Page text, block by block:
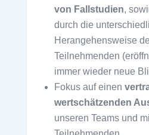
von Fallstudien,
durch die
Herangehensweise
Teilnehmenden
immer wieder neue
Fokus auf einen
wertschätzenden
unseren Teams und